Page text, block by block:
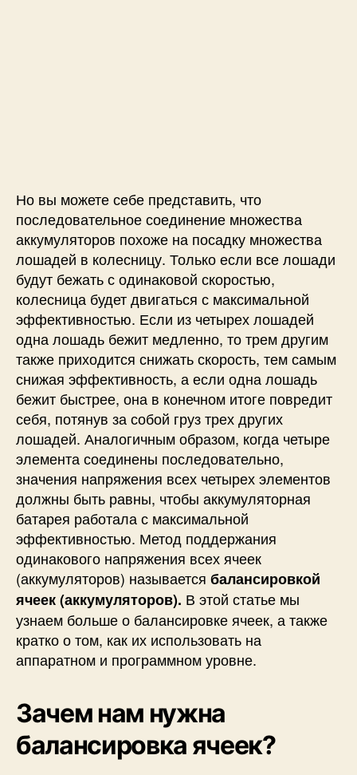
о
р
о
в
и
к
к
и
х
и
с
п
о
л
ь
з
о
в
а
т
ь
Но вы можете себе представить, что
последовательное соединение множества
аккумуляторов похоже на посадку множества
лошадей в колесницу. Только если все лошади
будут бежать с одинаковой скоростью,
колесница будет двигаться с максимальной
эффективностью. Если из четырех лошадей
одна лошадь бежит медленно, то трем другим
также приходится снижать скорость, тем самым
снижая эффективность, а если одна лошадь
бежит быстрее, она в конечном итоге повредит
себя, потянув за собой груз трех других
лошадей. Аналогичным образом, когда четыре
элемента соединены последовательно,
значения напряжения всех четырех элементов
должны быть равны, чтобы аккумуляторная
батарея работала с максимальной
эффективностью. Метод поддержания
одинакового напряжения всех ячеек
(аккумуляторов) называется балансировкой
ячеек (аккумуляторов). В этой статье мы
узнаем больше о балансировке ячеек, а также
кратко о том, как их использовать на
аппаратном и программном уровне.
Зачем нам нужна
балансировка ячеек?